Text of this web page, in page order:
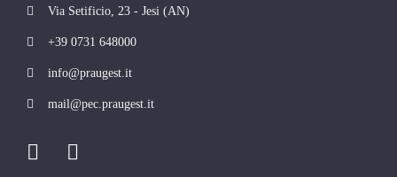
Via Setificio, 23 - Jesi (AN)
+39 0731 648000
info@praugest.it
mail@pec.praugest.it